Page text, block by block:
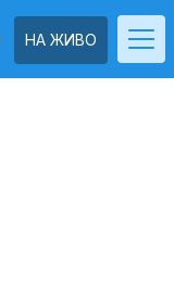
НА ЖИВО